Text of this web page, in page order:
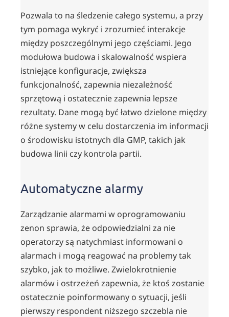
Pozwala to na śledzenie całego systemu, a przy
tym pomaga wykryć i zrozumieć interakcje
między poszczególnymi jego częściami. Jego
modułowa budowa i skalowalność wspiera
istniejące konfiguracje, zwiększa
funkcjonalność, zapewnia niezależność
sprzętową i ostatecznie zapewnia lepsze
rezultaty. Dane mogą być łatwo dzielone między
różne systemy w celu dostarczenia im informacji
o środowisku istotnych dla GMP, takich jak
budowa linii czy kontrola partii.
Automatyczne alarmy
Zarządzanie alarmami w oprogramowaniu
zenon sprawia, że odpowiedzialni za nie
operatorzy są natychmiast informowani o
alarmach i mogą reagować na problemy tak
szybko, jak to możliwe. Zwielokrotnienie
alarmów i ostrzeżeń zapewnia, że ktoś zostanie
ostatecznie poinformowany o sytuacji, jeśli
pierwszy respondent niższego szczebla nie